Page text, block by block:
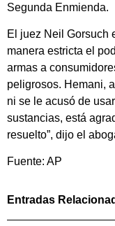
Segunda Enmienda.
El juez Neil Gorsuch
manera estricta el
armas a
peligrosos. Hemani,
ni se le acusó de
sustancias, está
resuelto”, dijo el
Fuente: AP
Entradas